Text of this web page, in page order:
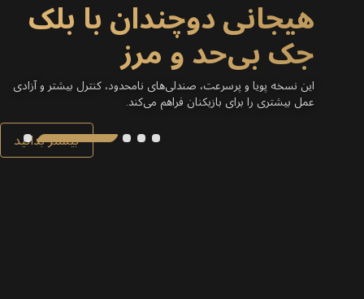
هیجانی دوچندان با بلک
جک بی‌حد و مرز
این نسخه پویا و پرسرعت، صندلی‌های نامحدود، کنترل بیشتر و آزادی
عمل بیشتری را برای بازیکنان فراهم می‌کند.
بیشتر بدانید